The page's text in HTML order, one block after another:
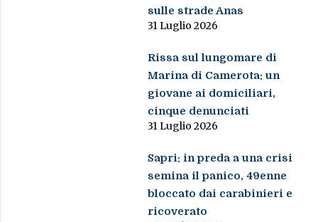
sulle strade Anas
31 Luglio 2026
Rissa sul lungomare di
Marina di Camerota: un
giovane ai domiciliari,
cinque denunciati
31 Luglio 2026
Sapri: in preda a una crisi
semina il panico, 49enne
bloccato dai carabinieri e
ricoverato